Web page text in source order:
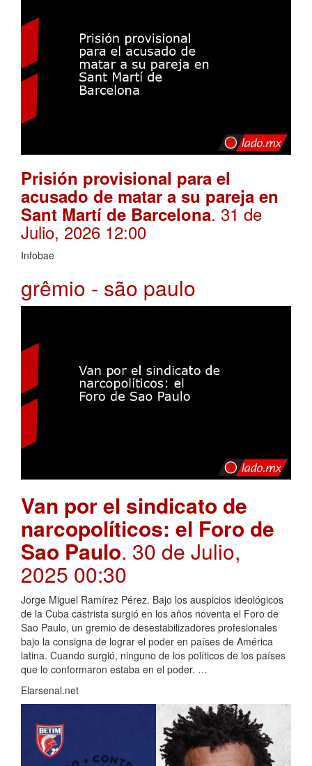
Prisión provisional para el
acusado de matar a su pareja en
Sant Martí de Barcelona. 31 de
Julio, 2026 12:00
Infobae
grêmio - são paulo
Van por el sindicato de
narcopolíticos: el Foro de
Sao Paulo. 30 de Julio,
2025 00:30
Jorge Miguel Ramírez Pérez. Bajo los auspicios ideológicos
de la Cuba castrista surgió en los años noventa el Foro de
Sao Paulo, un gremio de desestabilizadores profesionales
bajo la consigna de lograr el poder en países de América
latina. Cuando surgió, ninguno de los políticos de los países
que lo conformaron estaba en el poder. …
Elarsenal.net